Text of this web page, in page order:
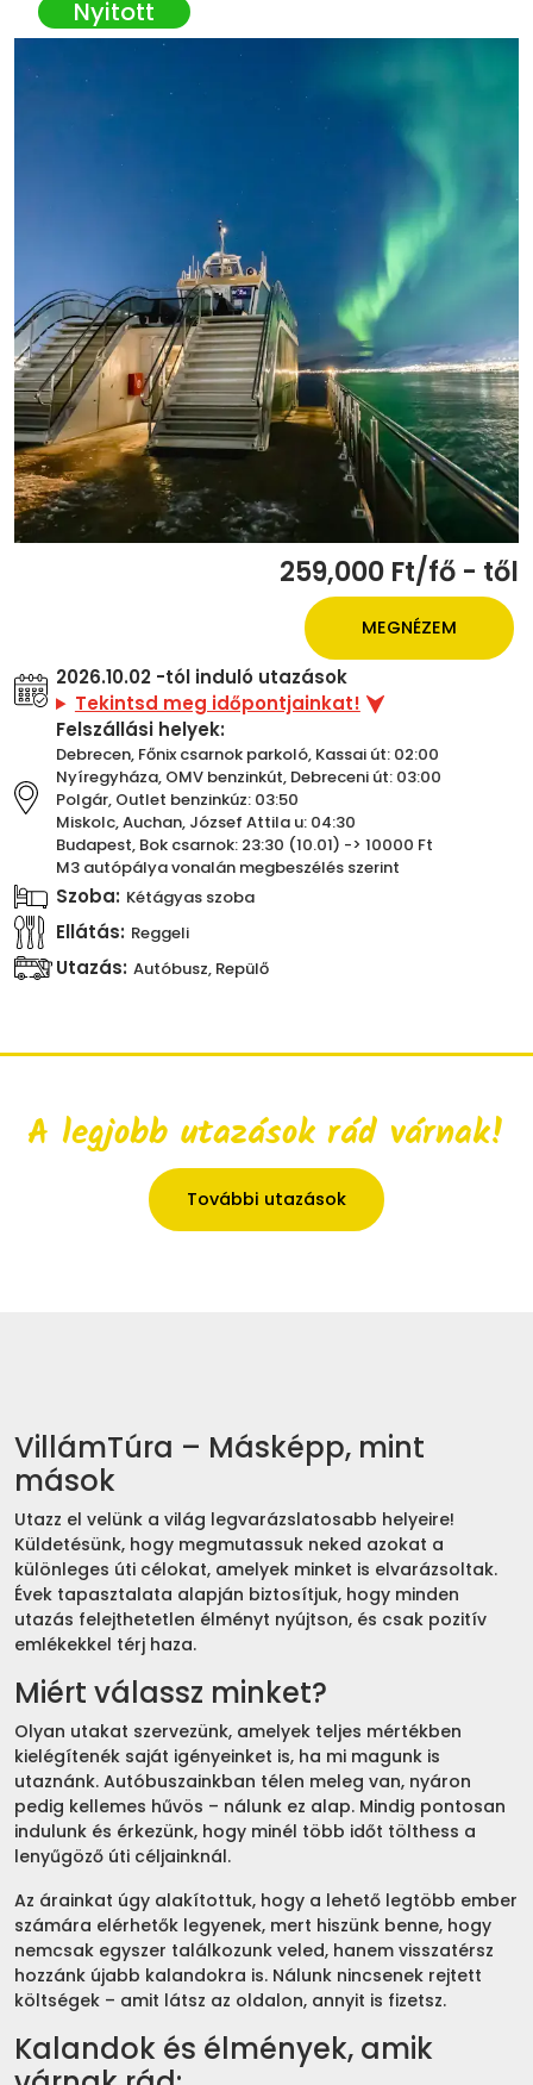
259,000 Ft/fő - től
MEGNÉZEM
2026.10.02 -tól induló utazások
Tekintsd meg időpontjainkat!
Felszállási helyek:
Debrecen, Főnix csarnok parkoló, Kassai út: 02:00
Nyíregyháza, OMV benzinkút, Debreceni út: 03:00
Polgár, Outlet benzinkúz: 03:50
Miskolc, Auchan, József Attila u: 04:30
Budapest, Bok csarnok: 23:30 (10.01) -> 10000 Ft
M3 autópálya vonalán megbeszélés szerint
Szoba: Kétágyas szoba
Ellátás: Reggeli
Utazás: Autóbusz, Repülő
A legjobb utazások rád várnak!
További utazások
VillámTúra – Másképp, mint
mások
Utazz el velünk a világ legvarázslatosabb helyeire!
Küldetésünk, hogy megmutassuk neked azokat a
különleges úti célokat, amelyek minket is elvarázsoltak.
Évek tapasztalata alapján biztosítjuk, hogy minden
utazás felejthetetlen élményt nyújtson, és csak pozitív
emlékekkel térj haza.
Miért válassz minket?
Olyan utakat szervezünk, amelyek teljes mértékben
kielégítenék saját igényeinket is, ha mi magunk is
utaznánk. Autóbuszainkban télen meleg van, nyáron
pedig kellemes hűvös – nálunk ez alap. Mindig pontosan
indulunk és érkezünk, hogy minél több időt tölthess a
lenyűgöző úti céljainknál.
Az árainkat úgy alakítottuk, hogy a lehető legtöbb ember
számára elérhetők legyenek, mert hiszünk benne, hogy
nemcsak egyszer találkozunk veled, hanem visszatérsz
hozzánk újabb kalandokra is. Nálunk nincsenek rejtett
költségek – amit látsz az oldalon, annyit is fizetsz.
Kalandok és élmények, amik